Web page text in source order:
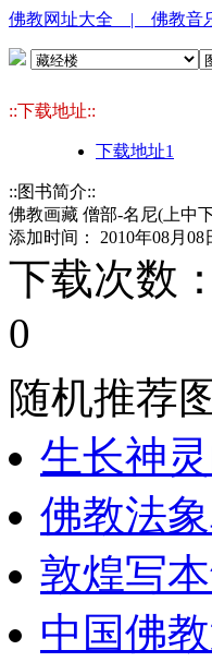
佛教网址大全 | 佛教音
::下载地址::
下载地址1
::图书简介::
佛教画藏 僧部-名尼(上中
添加时间： 2010年08月08
下载次数
0
随机推荐
生长神
佛教法
敦煌写
中国佛